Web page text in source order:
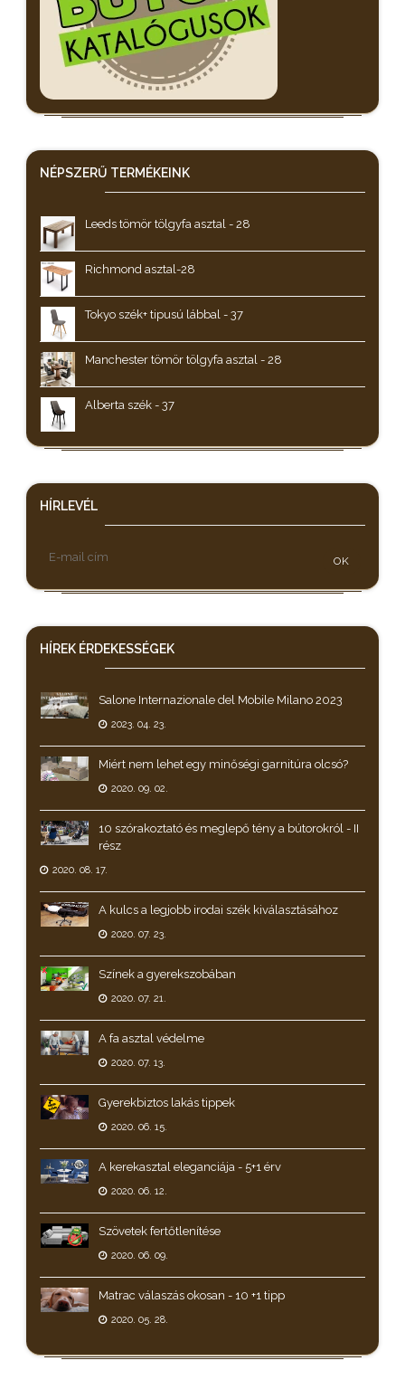
NÉPSZERŰ TERMÉKEINK
Leeds tömör tölgyfa asztal - 28
Richmond asztal-28
Tokyo szék+ tipusú lábbal - 37
Manchester tömör tölgyfa asztal - 28
Alberta szék - 37
HÍRLEVÉL
OK
HÍREK ÉRDEKESSÉGEK
Salone Internazionale del Mobile Milano 2023
2023. 04. 23.
Miért nem lehet egy minőségi garnitúra olcsó?
2020. 09. 02.
10 szórakoztató és meglepő tény a bútorokról - II
rész
2020. 08. 17.
A kulcs a legjobb irodai szék kiválasztásához
2020. 07. 23.
Színek a gyerekszobában
2020. 07. 21.
A fa asztal védelme
2020. 07. 13.
Gyerekbiztos lakás tippek
2020. 06. 15.
A kerekasztal eleganciája - 5+1 érv
2020. 06. 12.
Szövetek fertőtlenítése
2020. 06. 09.
Matrac válaszás okosan - 10 +1 tipp
2020. 05. 28.